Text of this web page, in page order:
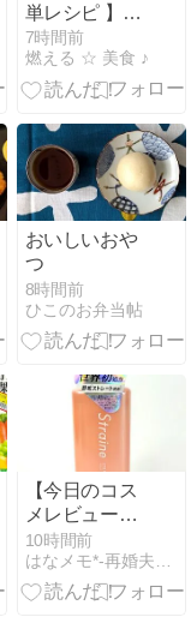
単レシピ 】☆
晩酌 ♪
7時間前
燃える ☆ 美食 ♪
おいしいおや
つ
8時間前
ひこのお弁当帖
【今日のコス
メレビュー】
新感覚！スプ
レーなのにミ
ルク♪ Straine
10時間前